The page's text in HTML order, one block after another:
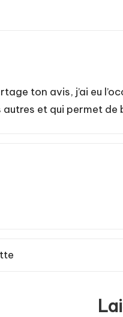
ton avis, j’ai eu
et qui permet de